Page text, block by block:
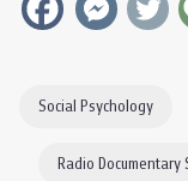
Social Psychology
Radio Documentary